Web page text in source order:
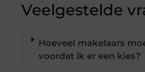
Veelgestelde
Hoeveel makelaars
voordat ik er een kies?